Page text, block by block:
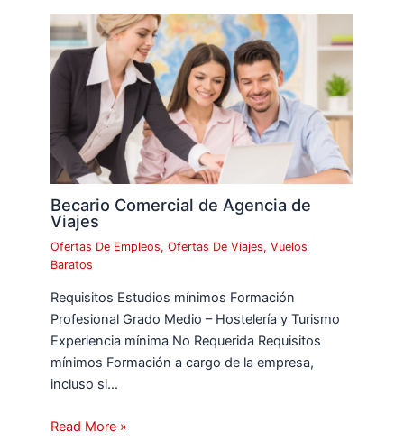
Becario Comercial de Agencia de
Viajes
Ofertas De Empleos,Ofertas De Viajes,Vuelos
Baratos
Requisitos Estudios mínimos Formación
Profesional Grado Medio – Hostelería y Turismo
Experiencia mínima No Requerida Requisitos
mínimos Formación a cargo de la empresa,
incluso si…
Read More »